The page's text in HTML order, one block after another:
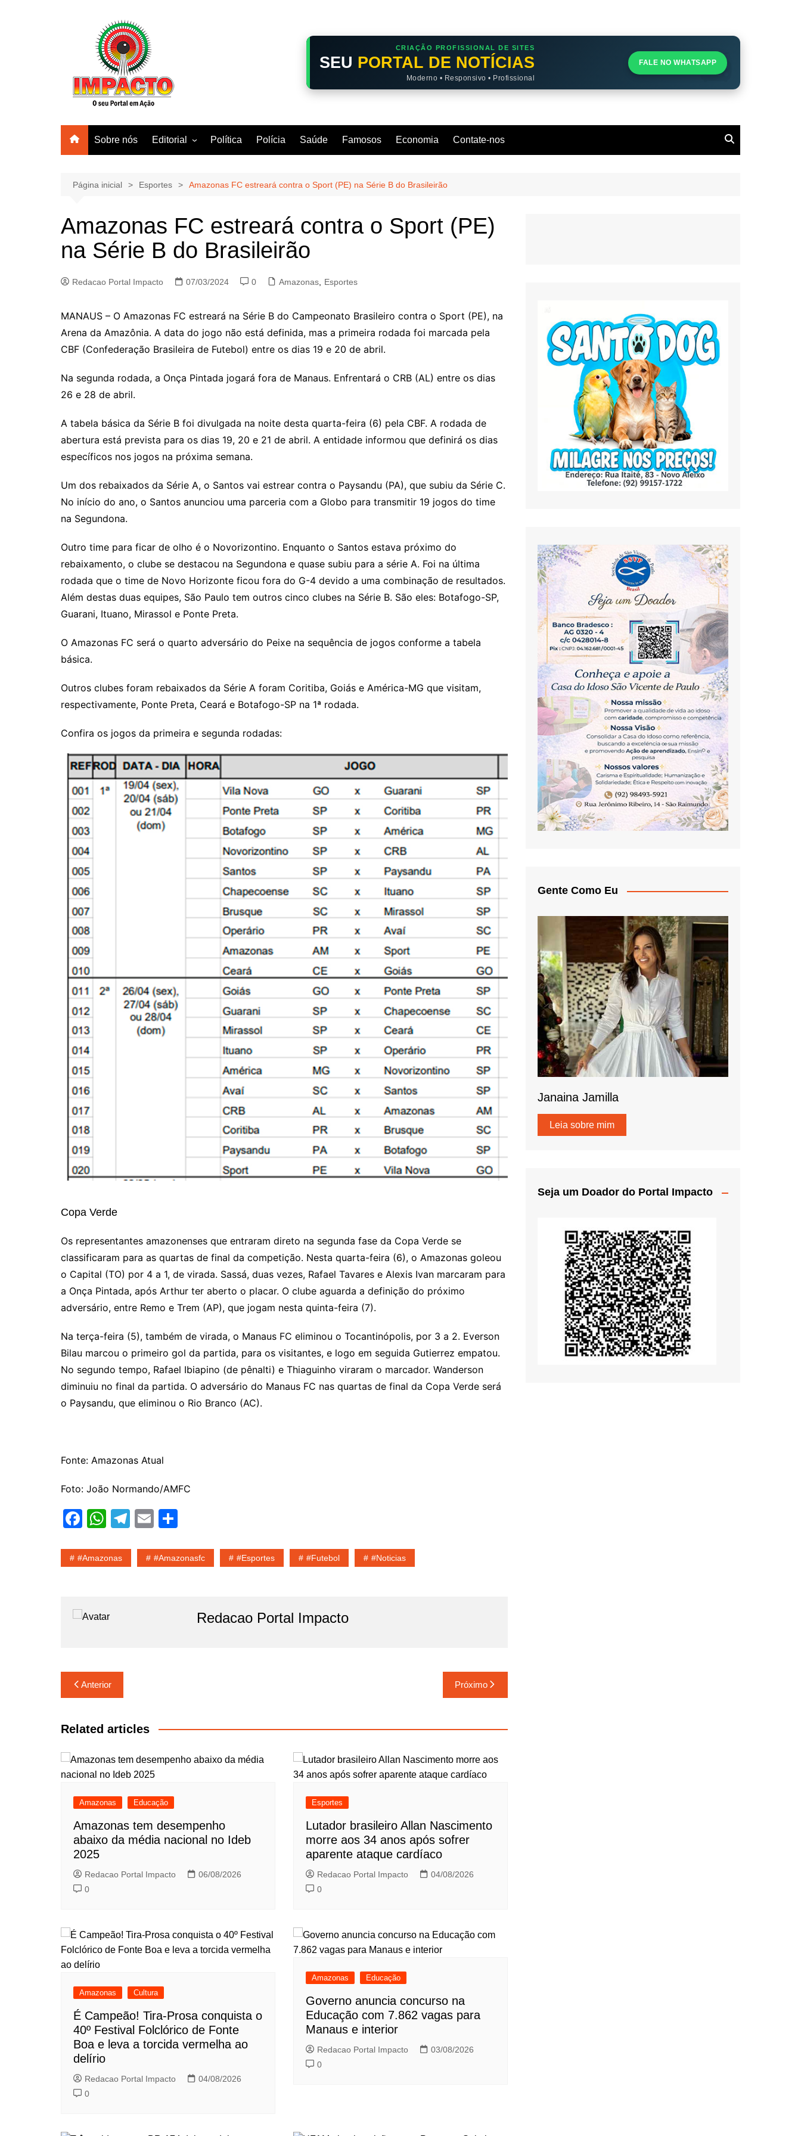
CRIAÇÃO PROFISSIONAL DE SITES
SEU PORTAL DE NOTÍCIAS
Moderno • Responsivo • Profissional
FALE NO WHATSAPP
Sobre nós Editorial
Manaus
Mundo
Política Polícia Saúde Famosos Economia Contate-nos
Página inicial Esportes Amazonas FC estreará contra o Sport (PE) na Série B do Brasileirão
Amazonas FC estreará contra o Sport (PE)
na Série B do Brasileirão
Redacao Portal Impacto 07/03/2024 0 Amazonas Esportes
MANAUS – O Amazonas FC estreará na Série B do Campeonato Brasileiro contra o Sport (PE), na
Arena da Amazônia. A data do jogo não está definida, mas a primeira rodada foi marcada pela
CBF (Confederação Brasileira de Futebol) entre os dias 19 e 20 de abril.
Na segunda rodada, a Onça Pintada jogará fora de Manaus. Enfrentará o CRB (AL) entre os dias
26 e 28 de abril.
A tabela básica da Série B foi divulgada na noite desta quarta-feira (6) pela CBF. A rodada de
abertura está prevista para os dias 19, 20 e 21 de abril. A entidade informou que definirá os dias
específicos nos jogos na próxima semana.
Um dos rebaixados da Série A, o Santos vai estrear contra o Paysandu (PA), que subiu da Série C.
No início do ano, o Santos anunciou uma parceria com a Globo para transmitir 19 jogos do time
na Segundona.
Outro time para ficar de olho é o Novorizontino. Enquanto o Santos estava próximo do
rebaixamento, o clube se destacou na Segundona e quase subiu para a série A. Foi na última
rodada que o time de Novo Horizonte ficou fora do G-4 devido a uma combinação de resultados.
Além destas duas equipes, São Paulo tem outros cinco clubes na Série B. São eles: Botafogo-SP,
Guarani, Ituano, Mirassol e Ponte Preta.
O Amazonas FC será o quarto adversário do Peixe na sequência de jogos conforme a tabela
básica.
Outros clubes foram rebaixados da Série A foram Coritiba, Goiás e América-MG que visitam,
respectivamente, Ponte Preta, Ceará e Botafogo-SP na 1ª rodada.
Confira os jogos da primeira e segunda rodadas:
Copa Verde
Os representantes amazonenses que entraram direto na segunda fase da Copa Verde se
classificaram para as quartas de final da competição. Nesta quarta-feira (6), o Amazonas goleou
o Capital (TO) por 4 a 1, de virada. Sassá, duas vezes, Rafael Tavares e Alexis Ivan marcaram para
a Onça Pintada, após Arthur ter aberto o placar. O clube aguarda a definição do próximo
adversário, entre Remo e Trem (AP), que jogam nesta quinta-feira (7).
Na terça-feira (5), também de virada, o Manaus FC eliminou o Tocantinópolis, por 3 a 2. Everson
Bilau marcou o primeiro gol da partida, para os visitantes, e logo em seguida Gutierrez empatou.
No segundo tempo, Rafael Ibiapino (de pênalti) e Thiaguinho viraram o marcador. Wanderson
diminuiu no final da partida. O adversário do Manaus FC nas quartas de final da Copa Verde será
o Paysandu, que eliminou o Rio Branco (AC).
Fonte: Amazonas Atual
Foto: João Normando/AMFC
F
c
o
W
at
p
T
e
E
ai ar
#amazonas #amazonasfc #esportes #Futebol #noticias
Redacao Portal Impacto
Navegação
de
Post
Anterior Próximo
Related articles
Amazonas Educação
Amazonas tem desempenho
abaixo da média nacional no Ideb
2025
Redacao Portal Impacto
06/08/2026
0
Esportes
Lutador brasileiro Allan Nascimento
morre aos 34 anos após sofrer
aparente ataque cardíaco
Redacao Portal Impacto
04/08/2026
0
Amazonas Cultura
É Campeão! Tira-Prosa conquista o
40º Festival Folclórico de Fonte
Boa e leva a torcida vermelha ao
delírio
Redacao Portal Impacto
04/08/2026
0
Amazonas Educação
Governo anuncia concurso na
Educação com 7.862 vagas para
Manaus e interior
Redacao Portal Impacto
03/08/2026
0
Gente Como Eu
Janaina Jamilla
Leia sobre mim
Seja um Doador do Portal Impacto